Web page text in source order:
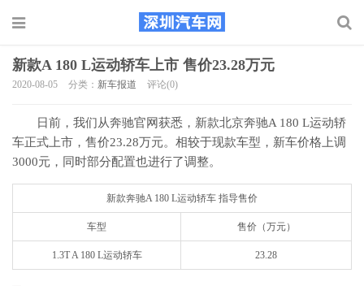
新款A 180 L运动轿车上市 售价23.28万元
2020-08-05 分类： 新车报道 评论(0)
日前，我们从奔驰官网获悉，新款北京奔驰A 180 L运动轿
车正式上市，售价23.28万元。相较于现款车型，新车价格上调
3000元，同时部分配置也进行了调整。
新款奔驰A 180 L运动轿车 指导售价
车型 售价（万元）
1.3T A 180 L运动轿车 23.28